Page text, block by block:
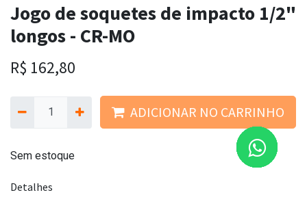
Jogo de soquetes de impacto 1/2"
longos - CR-MO
R$ 162,80
ADICIONAR NO CARRINHO
Sem estoque
Detalhes